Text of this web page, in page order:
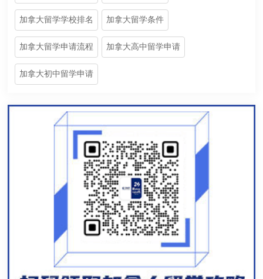
加拿大留学学校排名 加拿大留学条件
加拿大留学申请流程 加拿大高中留学申请
加拿大初中留学申请